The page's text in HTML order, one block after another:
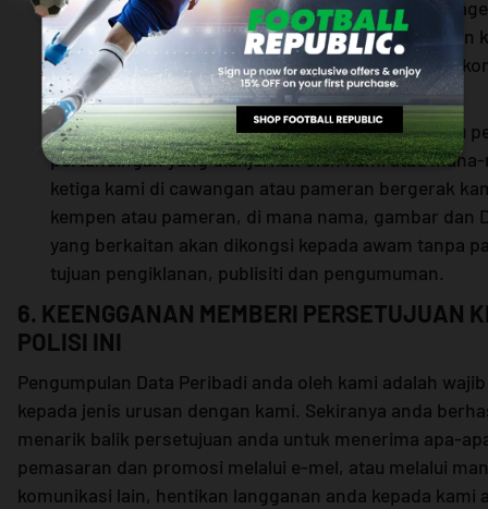
vi. laporan penilaian kredit dari pihak ketiga atau
untuk proses pengambilan pekerjaan dan penilaian
penilaian sebelum memasuki sebarang transaksi
kami; dan
vii. anda menjadi pemenang cabutan bertuah atau
pertandingan yang dianjurkan oleh kami atau
ketiga kami di cawangan atau pameran bergerak
kempen atau pameran, di mana nama, gambar dan
yang berkaitan akan dikongsi kepada awam tanpa
tujuan pengiklanan, publisiti dan pengumuman.
6. KEENGGANAN MEMBERI PERSETUJUAN
POLISI INI
Pengumpulan Data Peribadi anda oleh kami adalah
kepada jenis urusan dengan kami. Sekiranya anda
menarik balik persetujuan anda untuk menerima apa-
pemasaran dan promosi melalui e-mel, atau melalui
komunikasi lain, hentikan langganan anda kepada kami